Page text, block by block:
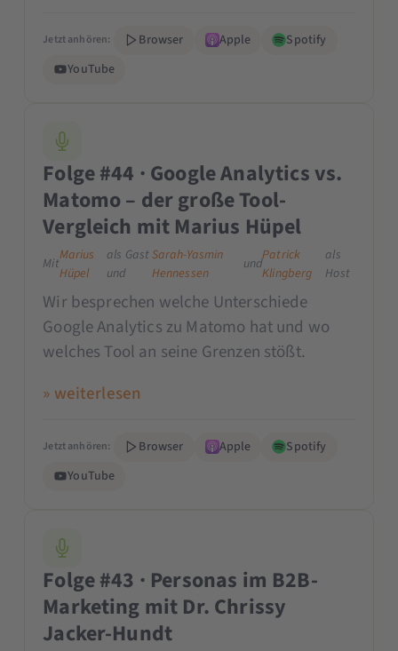
Jetzt anhören: Browser Apple
Spotify
YouTube
Folge #44 · Google Analytics vs.
Matomo – der große Tool-
Vergleich mit Marius Hüpel
Mit
Marius
Hüpel
als Gast
und
Sarah-Yasmin
Hennessen
und
Patrick
Klingberg
als
Host
Wir besprechen welche Unterschiede
Google Analytics zu Matomo hat und wo
welches Tool an seine Grenzen stößt.
» weiterlesen
Jetzt anhören: Browser Apple
Spotify
YouTube
Folge #43 · Personas im B2B-
Marketing mit Dr. Chrissy
Jacker-Hundt